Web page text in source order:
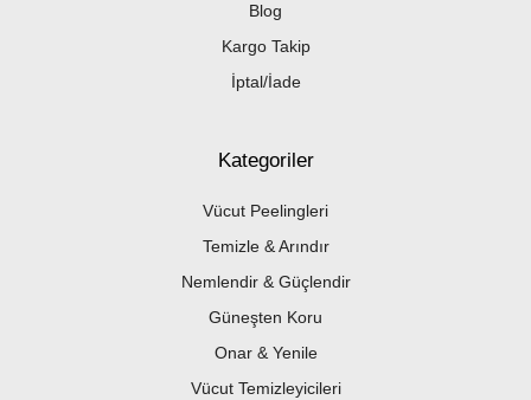
Blog
Kargo Takip
İptal/İade
Kategoriler
Vücut Peelingleri
Temizle & Arındır
Nemlendir & Güçlendir
Güneşten Koru
Onar & Yenile
Vücut Temizleyicileri